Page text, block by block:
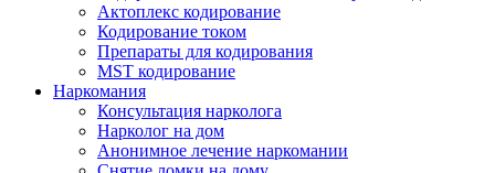
Актоплекс кодирование
Кодирование током
Препараты для кодирования
MST кодирование
Наркомания
Консультация нарколога
Нарколог на дом
Анонимное лечение наркомании